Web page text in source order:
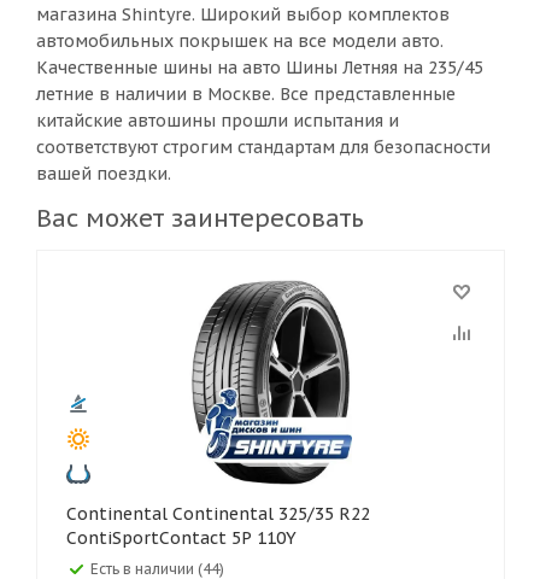
магазина Shintyre. Широкий выбор комплектов
автомобильных покрышек на все модели авто.
Качественные шины на авто Шины Летняя на 235/45
летние в наличии в Москве. Все представленные
китайские автошины прошли испытания и
соответствуют строгим стандартам для безопасности
вашей поездки.
Вас может заинтересовать
Continental Continental 325/35 R22
ContiSportContact 5P 110Y
Есть в наличии (44)